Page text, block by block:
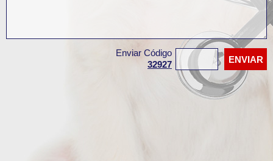
Enviar Código
32927